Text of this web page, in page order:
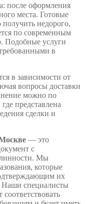
после оформления
места. Готовые
недорого,
по современным
Подобные услуги
в
в зависимости от
вопросы доставки
можно по
где представлена
сделки и
— это
с
Мы
которые
их
Наши специалисты